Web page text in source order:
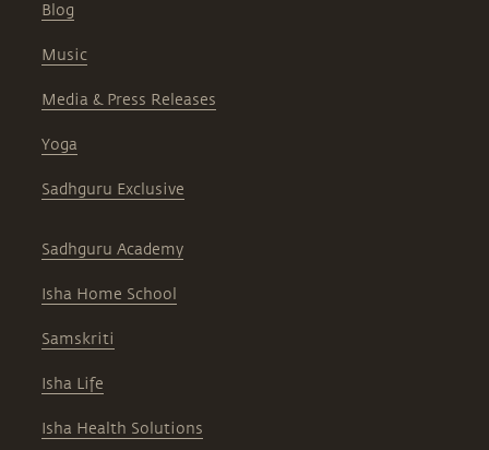
Blog
Music
Media & Press Releases
Yoga
Sadhguru Exclusive
Sadhguru Academy
Isha Home School
Samskriti
Isha Life
Isha Health Solutions